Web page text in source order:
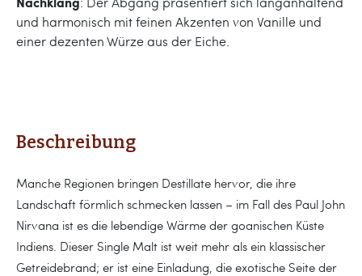
und harmonisch mit feinen Akzenten von Vanille und
einer dezenten Würze aus der Eiche.
Beschreibung
Manche Regionen bringen Destillate hervor, die ihre
Landschaft förmlich schmecken lassen – im Fall des Paul John
Nirvana ist es die lebendige Wärme der goanischen Küste
Indiens. Dieser Single Malt ist weit mehr als ein klassischer
Getreidebrand; er ist eine Einladung, die exotische Seite der